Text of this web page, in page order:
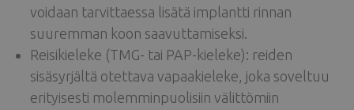
voidaan tarvittaessa lisätä implantti rinnan
suuremman koon saavuttamiseksi.
Reisikieleke (TMG- tai PAP-kieleke): reiden
sisäsyrjältä otettava vapaakieleke, joka soveltuu
erityisesti molemminpuolisiin välittömiin